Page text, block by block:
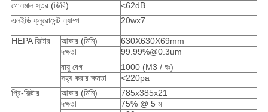
গোলমাল স্তর (ডিবি)
<62dB
এলইডি ফ্লুরোসেন্ট ল্যাম্প
20wx7
HEPA ফিল্টার আকার (মিমি)
630X630X69mm
দক্ষতা
99.99%@0.3um
বায়ু বেগ
1000 (M3 / ঘঃ)
সহ্য করার ক্ষমতা
<220pa
প্রি-ফিল্টার
আকার (মিমি)
785x385x21
দক্ষতা
75% @ 5 ম